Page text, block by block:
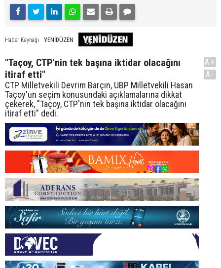
Haber Kaynağı YENİDÜZEN
"Taçoy, CTP'nin tek başına iktidar olacağını
itiraf etti"
CTP Milletvekili Devrim Barçın, UBP Milletvekili Hasan
Taçoy'un seçim konusundaki açıklamalarına dikkat
çekerek, "Taçoy, CTP'nin tek başına iktidar olacağını
itiraf etti" dedi.
A+
A-